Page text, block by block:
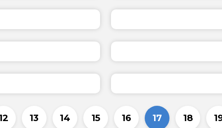
13 14 15 16 17 18